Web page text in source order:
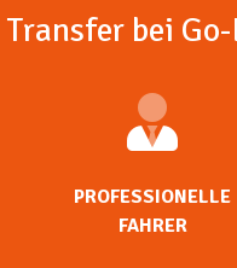
bei
PROFESSIONELLE
FAHRER